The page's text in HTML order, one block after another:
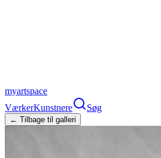
myartspace
VærkerKunstnere Søg
← Tilbage til galleri